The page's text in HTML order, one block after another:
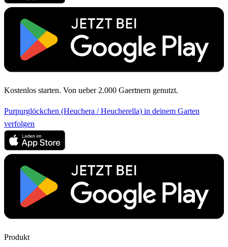
Kostenlos starten. Von ueber 2.000 Gaertnern genutzt.
Purpurglöckchen (Heuchera / Heucherella) in deinem Garten
verfolgen
Produkt